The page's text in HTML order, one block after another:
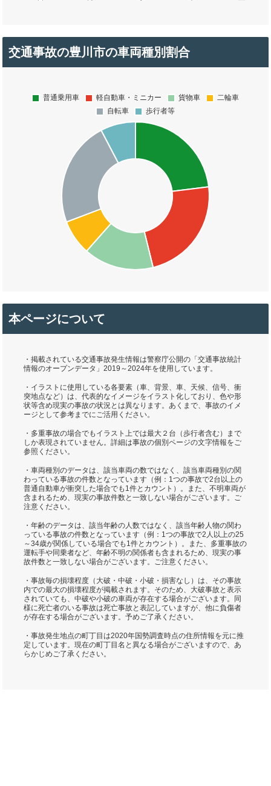
交通事故の豊川市の車両種別割合
本ページについて
・掲載されている交通事故発生情報は警察庁公開の「交通事故統計
情報のオープンデータ」2019～2024年を使用しています。
・イラストに使用している各要素（車、背景、車、天候、信号、衝
突地点など）は、代表的なイメージをイラスト化しており、色や形
状等含め現実の事故の状況とは異なります。あくまで、事故のイメ
ージとして参考までにご活用ください。
・多重事故の場合でもイラスト上では最大２台（歩行者含む）まで
しか表現されていません。詳細は事故の個別ページの文字情報をご
参照ください。
・車両種別のデータは、該当車両の数ではなく、該当車両種別の関
わっている事故の件数となっています（例：1つの事故で2台以上の
普通自動車が衝突した場合でも1件とカウント）。また、不明車両が
含まれるため、現実の事故件数と一致しない場合がございます。ご
注意ください。
・年齢のデータは、該当年齢の人数ではなく、該当年齢人物の関わ
っている事故の件数となっています（例：1つの事故で2人以上の25
～34歳が関係している場合でも1件とカウント）。また、多重事故の
運転手や同乗者など、年齢不明の関係者も含まれるため、現実の事
故件数と一致しない場合がございます。ご注意ください。
・事故毎の損壊程度（大破・中破・小破・損害なし）は、その事故
内での最大の損壊程度が掲載されます。そのため、大破事故と表示
されていても、中破や小破の車両が存在する場合がございます。同
様に死亡者のいる事故は死亡事故と表記していますが、他に負傷者
が存在する場合がございます。予めご了承ください。
・事故発生地点の町丁目は2020年国勢調査時点の住所情報を元に推
定しています。現在の町丁目名と異なる場合がございますので、あ
らかじめご了承ください。